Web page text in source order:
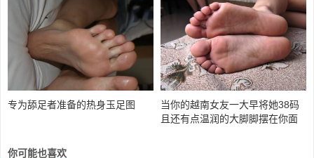
专为舔足者准备的热身玉足图
当你的越南女友一大早将她38码
且还有点温润的大脚脚摆在你面
你可能也喜欢